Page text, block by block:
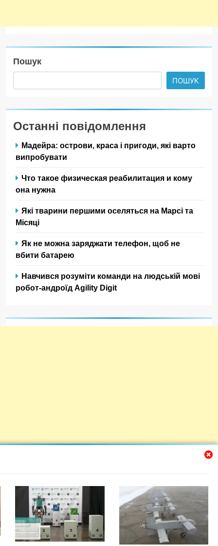
Пошук
ПОШУК
Останні повідомлення
Мадейра: острови, краса і пригоди, які варто
випробувати
Что такое физическая реабилитация и кому
она нужна
Які тварини першими оселяться на Марсі та
Місяці
Як не можна заряджати телефон, щоб не
вбити батарею
Навчився розуміти команди на людській мові
робот-андроїд Agility Digit